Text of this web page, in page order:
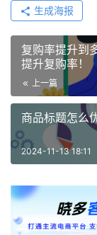
生成海报
复购率提升到
提升复购率！
上一篇
商品标题怎么
2024-11-13 18:11